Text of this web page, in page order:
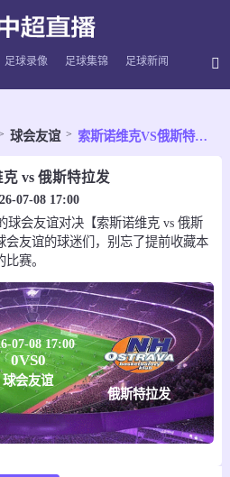
足球录像 足球集锦 足球新闻
球会友谊 索斯诺维克VS俄斯特拉发
vs 俄斯特拉发
07-08 17:00
球会友谊对决【索斯诺维克 vs 俄斯
会友谊的球迷们，别忘了提前收藏本
赛。
07-08 17:00
0VS0
球会友谊
俄斯特拉发